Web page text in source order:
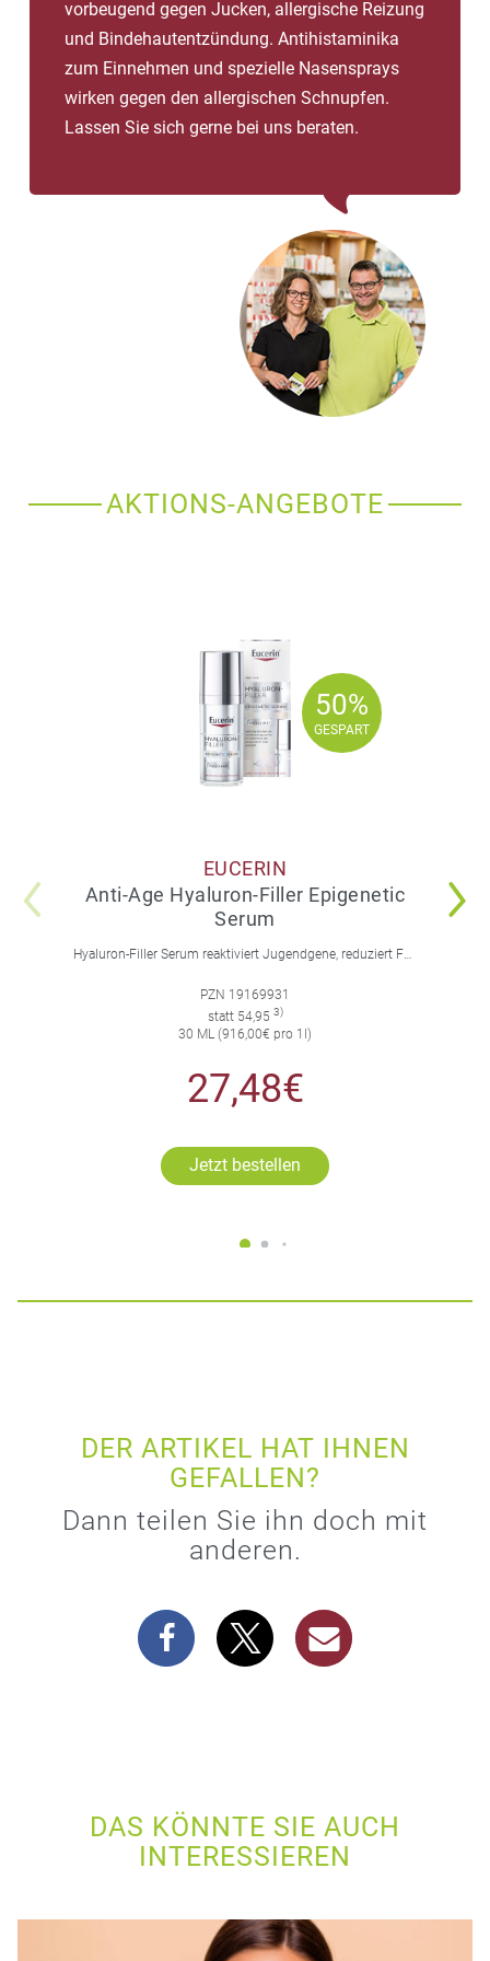
den Herbst blühen.
vorbeugend gegen Jucken, allergische Reizung
und Bindehautentzündung. Antihistaminika
zum Einnehmen und spezielle Nasensprays
wirken gegen den allergischen Schnupfen.
Lassen Sie sich gerne bei uns beraten.
AKTIONS-ANGEBOTE
50%
GESPART
50%
GESPART
EUCERIN
Anti-Age Hyaluron-Filler Epigenetic
Serum
PZN 19169931
statt 54,95 3)
30 ML (916,00€ pro 1l)
27,48€
Jetzt bestellen
DER ARTIKEL HAT IHNEN
GEFALLEN?
Dann teilen Sie ihn doch mit
anderen.
DAS KÖNNTE SIE AUCH
INTERESSIEREN